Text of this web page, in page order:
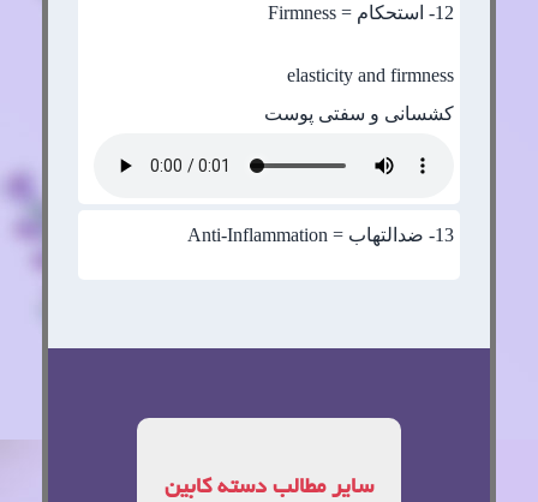
12- استحکام = Firmness
elasticity and firmness
کشسانی و سفتی پوست
13- ضدالتهاب = Anti-Inflammation
سایر مطالب دسته کابین